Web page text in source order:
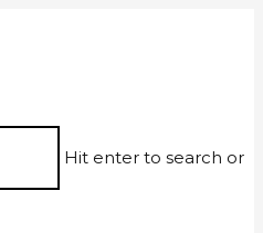
Hit enter to search or